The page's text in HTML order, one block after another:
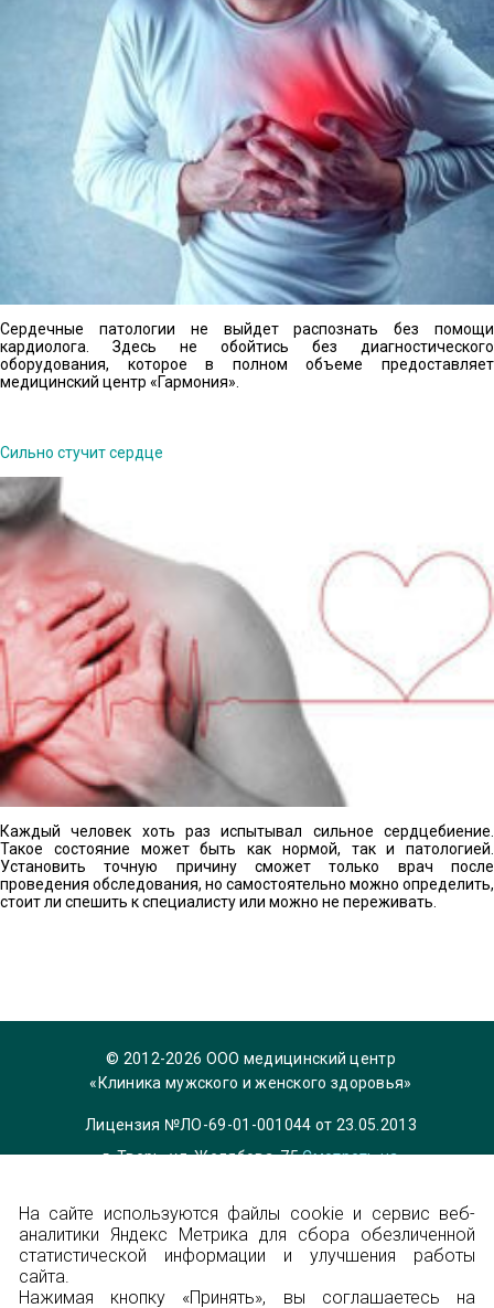
Сердечные патологии не выйдет распознать без помощи
кардиолога. Здесь не обойтись без диагностического
оборудования, которое в полном объеме предоставляет
медицинский центр «Гармония».
Сильно стучит сердце
Каждый человек хоть раз испытывал сильное сердцебиение.
Такое состояние может быть как нормой, так и патологией.
Установить точную причину сможет только врач после
проведения обследования, но самостоятельно можно определить,
стоит ли спешить к специалисту или можно не переживать.
© 2012-2026 ООО медицинский центр
«Клиника мужского и женского здоровья»
Лицензия №ЛО-69-01-001044 от 23.05.2013
г. Тверь, ул. Желябова, 75Смотреть на
Телефон 8 (4822) 36-84-33,info@garmonia-
clinic.ru
Политика конфиденциальности
На сайте используются файлы cookie и сервис веб-
аналитики Яндекс Метрика для сбора обезличенной
статистической информации и улучшения работы
сайта.
Нажимая кнопку «Принять», вы соглашаетесь на